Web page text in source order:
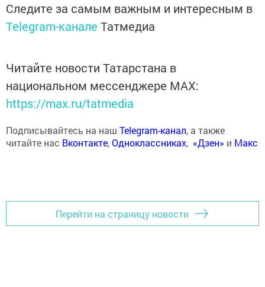
Следите за самым важным и интересным в
Telegram-канале Татмедиа
Читайте новости Татарстана в
национальном мессенджере MАХ:
https://max.ru/tatmedia
Подписывайтесь на наш Telegram-канал, а также
читайте нас Вконтакте,Одноклассниках, «Дзен» и Макс
Перейти на страницу новости